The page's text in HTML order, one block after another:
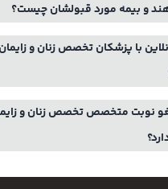
و بیمه مورد قبولشان چیست؟
با پزشکان تخصص زنان و
لغو نوبت متخصص تخصص زنان و